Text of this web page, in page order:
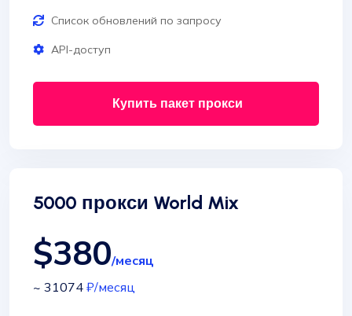
Список обновлений по запросу
API-доступ
Купить пакет прокси
5000 прокси World Mix
$380/месяц
~ 31074 ₽/месяц